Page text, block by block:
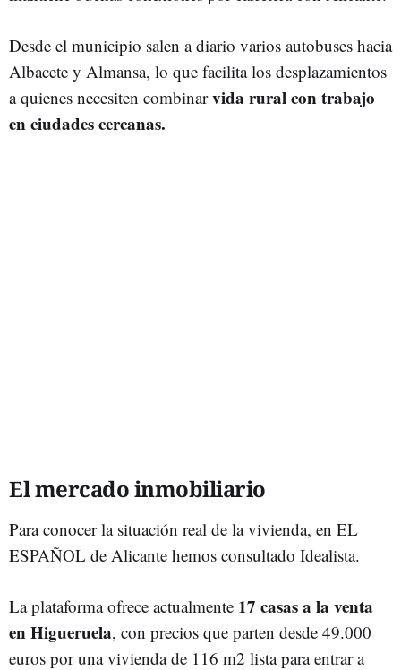
Desde el municipio salen a diario varios autobuses hacia
Albacete y Almansa, lo que facilita los desplazamientos
a quienes necesiten combinarvida rural con trabajo
en ciudades cercanas.
El mercado inmobiliario
Para conocer la situación real de la vivienda, en EL
ESPAÑOL de Alicante hemos consultado Idealista.
La plataforma ofrece actualmente 17 casas a la venta
en Higueruela, con precios que parten desde 49.000
euros por una vivienda de 116 m2 lista para entrar a